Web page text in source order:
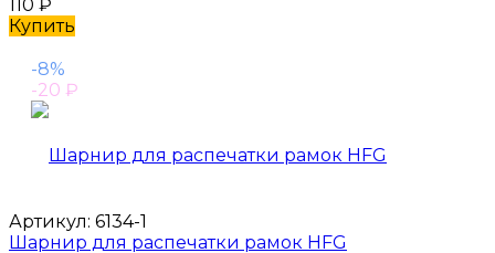
110 ₽
Купить
-8%
-20 ₽
Артикул: 6134-1
Шарнир для распечатки рамок HFG